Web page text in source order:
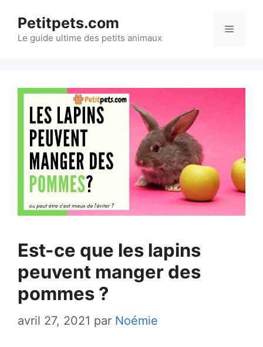
contenu
Petitpets.com
Le guide ultime des petits animaux
Menu
Est-ce que les lapins
peuvent manger des
pommes ?
avril 27, 2021 par Noémie